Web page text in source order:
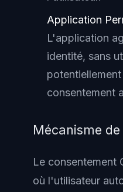
Application
L'application
identité, sans
consentement
Mécanisme
Le consentement
où l'utilisateur